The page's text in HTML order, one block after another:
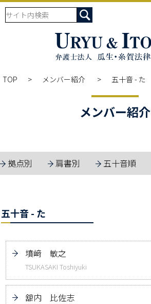
TOP メンバー紹介 五十音 - た
メンバー紹介
拠点別 肩書別 五十音順
五十音 - た
墳﨑 敏之
TSUKASAKI Toshiyuki
舘内 比佐志